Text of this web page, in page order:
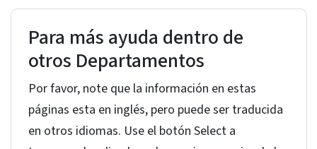
Para más ayuda dentro de
otros Departamentos
Por favor, note que la información en estas
páginas esta en inglés, pero puede ser traducida